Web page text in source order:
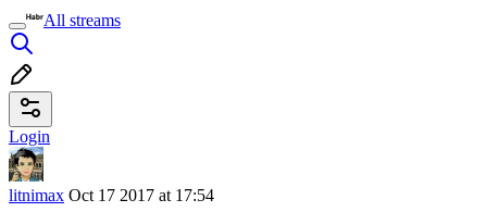
All streams
Login
litnimax Oct 17 2017 at 17:54